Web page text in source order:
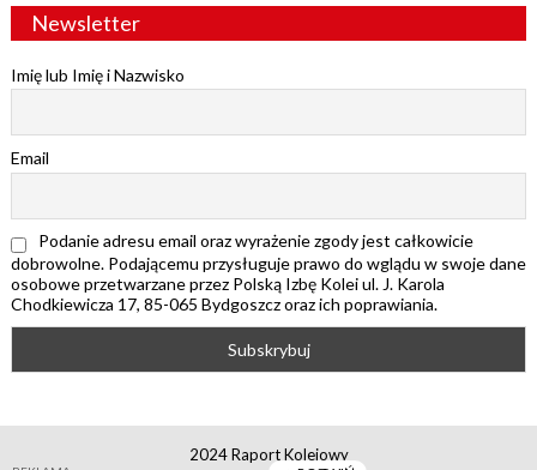
Newsletter
Imię lub Imię i Nazwisko
Email
Podanie adresu email oraz wyrażenie zgody jest całkowicie
dobrowolne. Podającemu przysługuje prawo do wglądu w swoje dane
osobowe przetwarzane przez Polską Izbę Kolei ul. J. Karola
Chodkiewicza 17, 85-065 Bydgoszcz oraz ich poprawiania.
2024 Raport Kolejowy